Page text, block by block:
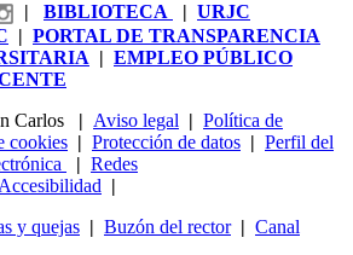
| BIBLIOTECA | URJC
| PORTAL DE TRANSPARENCIA
| EMPLEO PÚBLICO
Carlos
| Aviso legal | Política de
cookies | Protección de datos | Perfil del
| Redes
Accesibilidad |
y quejas | Buzón del rector| Canal